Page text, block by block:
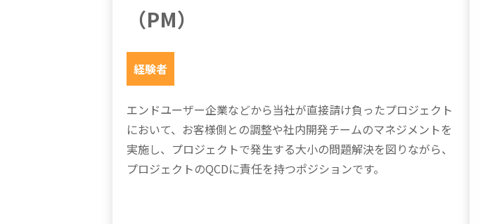
（PM）
経験者
エンドユーザー企業などから当社が直接請け負ったプロジェクト
において、お客様側との調整や社内開発チームのマネジメントを
実施し、プロジェクトで発生する大小の問題解決を図りながら、
プロジェクトのQCDに責任を持つポジションです。